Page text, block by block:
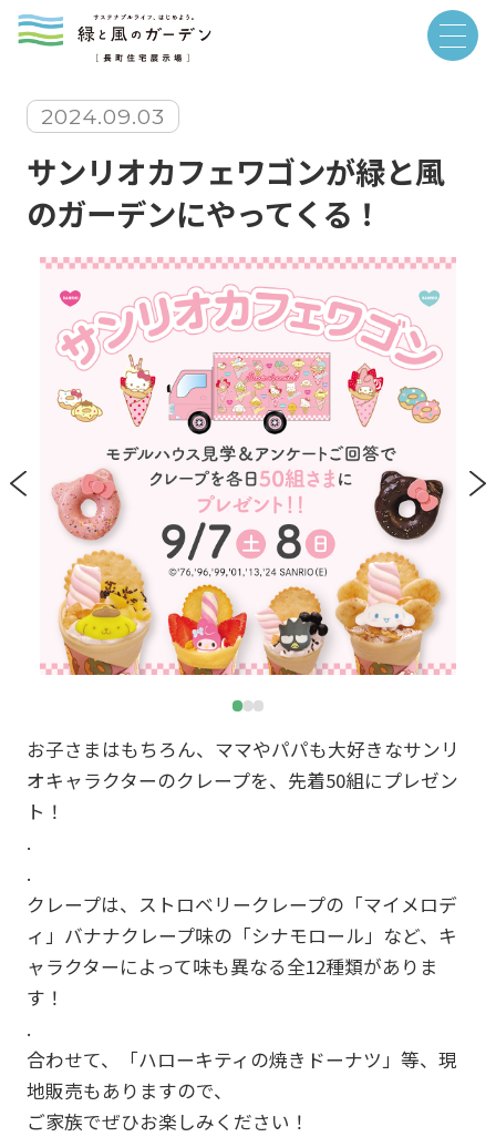
2024.09.03
サンリオカフェワゴンが緑と風
のガーデンにやってくる！
お子さまはもちろん、ママやパパも大好きなサンリ
オキャラクターのクレープを、先着50組にプレゼン
ト！
.
.
クレープは、ストロベリークレープの「マイメロデ
ィ」バナナクレープ味の「シナモロール」など、キ
ャラクターによって味も異なる全12種類がありま
す！
.
合わせて、「ハローキティの焼きドーナツ」等、現
地販売もありますので、
ご家族でぜひお楽しみください！